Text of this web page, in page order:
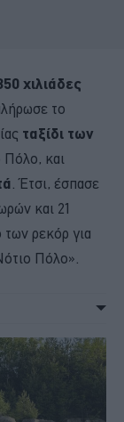
χιλιάδες
το
ταξίδι των
Πόλο, και
. Έτσι, έσπασε
και 21
των ρεκόρ για
Πόλο».